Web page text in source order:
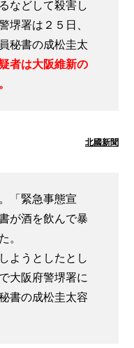
などして殺害し
堺署は２５日、
秘書の成松圭太
者は大阪維新の
北國新聞
「緊急事態宣
が酒を飲んで暴
。
ようとしたとし
大阪府警堺署に
書の成松圭太容